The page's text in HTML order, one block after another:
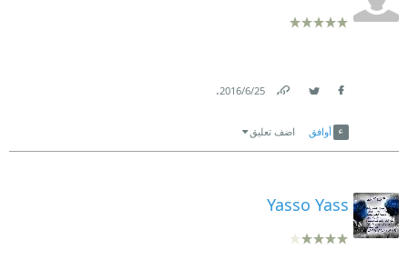
25‏/6‏/2016
.
أوافق اضف تعليق
Yasso Yass